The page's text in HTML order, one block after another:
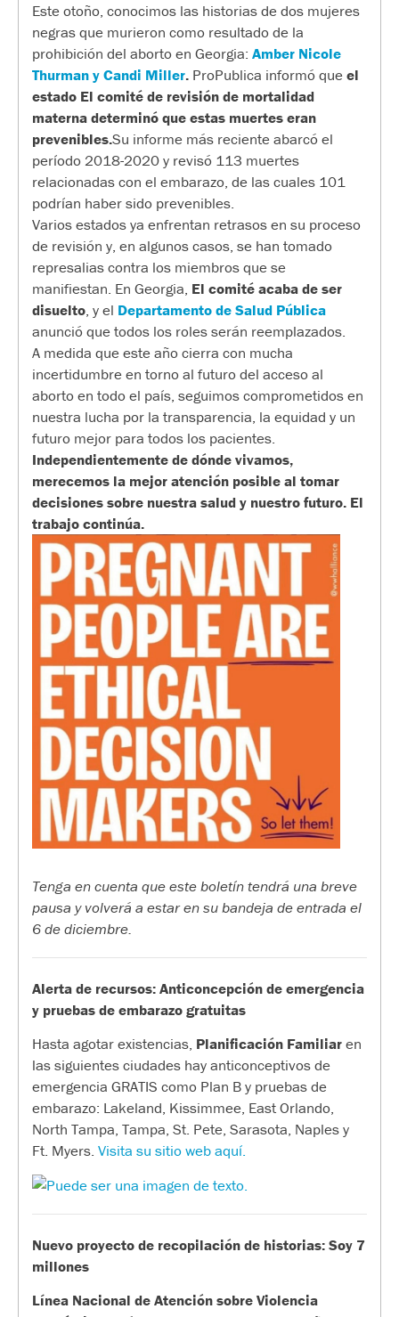
Este otoño, conocimos las historias de dos mujeres
negras que murieron como resultado de la
prohibición del aborto en Georgia: Amber Nicole
Thurman y Candi Miller. ProPublica informó queel
estado El comité de revisión de mortalidad
materna determinó que estas muertes eran
prevenibles.Su informe más reciente abarcó el
período 2018-2020 y revisó 113 muertes
relacionadas con el embarazo, de las cuales 101
podrían haber sido prevenibles.
Varios estados ya enfrentan retrasos en su proceso
de revisión y, en algunos casos, se han tomado
represalias contra los miembros que se
manifiestan. En Georgia, El comité acaba de ser
disuelto, y el Departamento de Salud Pública
anunció que todos los roles serán reemplazados.
A medida que este año cierra con mucha
incertidumbre en torno al futuro del acceso al
aborto en todo el país, seguimos comprometidos en
nuestra lucha por la transparencia, la equidad y un
futuro mejor para todos los pacientes.
Independientemente de dónde vivamos,
merecemos la mejor atención posible al tomar
decisiones sobre nuestra salud y nuestro futuro. El
trabajo continúa.
Tenga en cuenta que este boletín tendrá una breve
pausa y volverá a estar en su bandeja de entrada el
6 de diciembre.
Alerta de recursos: Anticoncepción de emergencia
y pruebas de embarazo gratuitas
Hasta agotar existencias, Planificación Familiaren
las siguientes ciudades hay anticonceptivos de
emergencia GRATIS como Plan B y pruebas de
embarazo: Lakeland, Kissimmee, East Orlando,
North Tampa, Tampa, St. Pete, Sarasota, Naples y
Ft. Myers. Visita su sitio web aquí.
Nuevo proyecto de recopilación de historias: Soy 7
millones
Línea Nacional de Atención sobre Violencia